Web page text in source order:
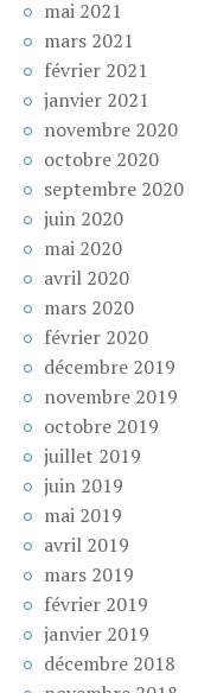
mai 2021
mars 2021
février 2021
janvier 2021
novembre 2020
octobre 2020
septembre 2020
juin 2020
mai 2020
avril 2020
mars 2020
février 2020
décembre 2019
novembre 2019
octobre 2019
juillet 2019
juin 2019
mai 2019
avril 2019
mars 2019
février 2019
janvier 2019
décembre 2018